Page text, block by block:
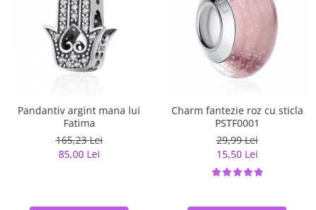
Pandantiv argint mana lui
Fatima
165,23 Lei
85,00 Lei
Charm fantezie roz cu sticla
PSTF0001
29,99 Lei
15,50 Lei